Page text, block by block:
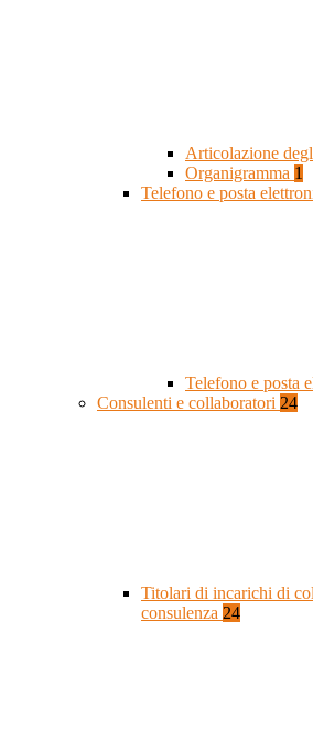
Articolazione
Organigramma 1
Telefono e posta
Telefono e posta
Consulenti e collaboratori 24
Titolari di incarichi di
consulenza 24